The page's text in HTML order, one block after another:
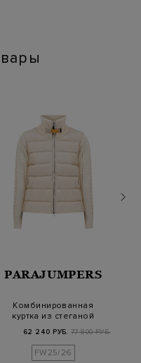
PARAJUMPERS
Комбинированная
куртка из стеганой
62 240 РУБ. 77 800 РУБ.
FW25/26